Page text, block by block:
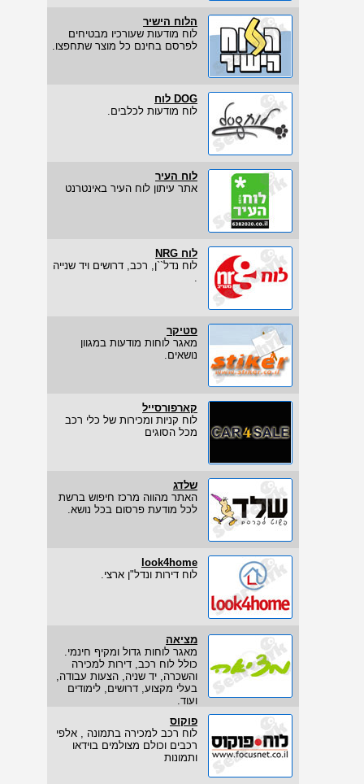
הלוח הישיר
לוח מודעות שעורכיו מבטיחים
לפרסם בחינם כל מוצר שתחפצו.
DOG לוח
לוח מודעות לכלבים.
לוח העיר
אתר עיתון לוח העיר באינטרנט
לוח NRG
לוח נדל``ן, רכב, דרושים ויד שנייה
.
סטיקר
מאגר לוחות מודעות במגוון
נושאים.
קארפורסייל
לוח קניות ומכירות של כלי רכב
מכל הסוגים
שלדג
האתר מהווה מרכז חיפוש ברשת
לכל מודעת פרסום בכל נושא.
look4home
לוח דירות ונדל"ן ארצי.
מציאה
מאגר לוחות גדול ומקיף חינמי.
כולל לוח רכב, דירות למכירה
והשכרה, יד שניה, הצעות עבודה,
בעלי מקצוע, דרושים, לימודים
ועוד.
פוקוס
לוח רכב למכירה בתמונה , אלפי
רכבים וכולם מצולמים בוידאו
ותמונות